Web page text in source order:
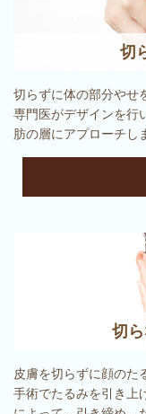
切
切らずに体の部分やせ
専門医がデザインを行
肪の層にアプローチし
切
皮膚を切らずに顔のた
手術でたるみを引き上